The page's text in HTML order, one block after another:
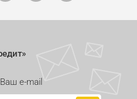
e-mail